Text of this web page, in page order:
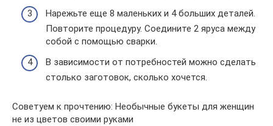
Нарежьте еще 8 маленьких и 4 больших деталей.
Повторите процедуру. Соедините 2 яруса между
собой с помощью сварки.
В зависимости от потребностей можно сделать
столько заготовок, сколько хочется.
Советуем к прочтению: Необычные букеты для женщин
не из цветов своими руками